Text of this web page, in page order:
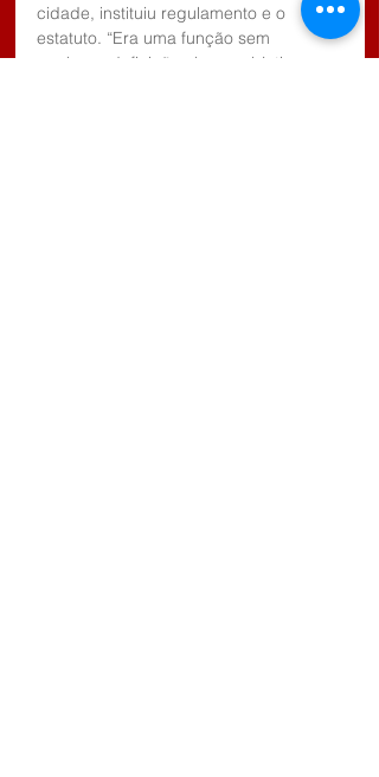
cidade, instituiu regulamento e o
estatuto. “Era uma função sem
qualquer definição clara e objetiva.